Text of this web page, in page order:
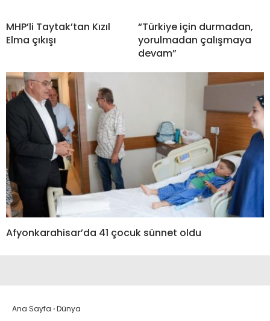
MHP’li Taytak’tan Kızıl
Elma çıkışı
“Türkiye için durmadan,
yorulmadan çalışmaya
devam”
Afyonkarahisar’da 41 çocuk sünnet oldu
Ana Sayfa ›Dünya